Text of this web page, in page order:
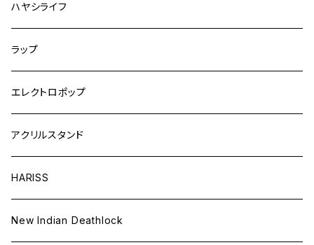
ハヤシライフ
ラップ
エレクトロポップ
アクリルスタンド
HARISS
New Indian Deathlock